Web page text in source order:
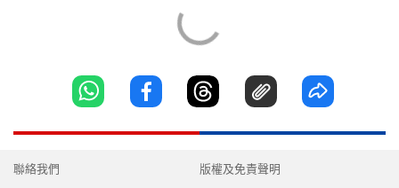
聯絡我們 版權及免責聲明